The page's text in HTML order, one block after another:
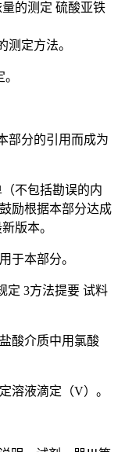
的测定 硫酸亚铁
测定方法。
部分的引用而成为
不包括勘误的内
励根据本部分达成
版本。
于本部分。
定 3方法提要 试料
酸介质中用氯酸
溶液滴定（V）。